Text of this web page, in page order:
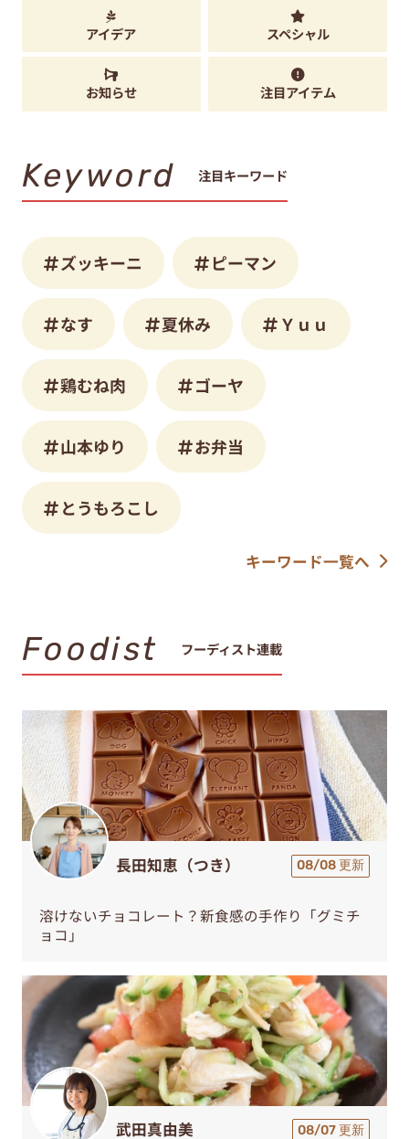
アイデア スペシャル
お知らせ 注目アイテム
Keyword 注目キーワード
ズッキーニ ピーマン
なす 夏休み Ｙｕｕ
鶏むね肉 ゴーヤ
山本ゆり お弁当
とうもろこし
キーワード一覧へ
Foodist フーディスト連載
長田知恵（つき） 08/08 更新
溶けないチョコレート？新食感の手作り「グミチ
ョコ」
武田真由美 08/07 更新